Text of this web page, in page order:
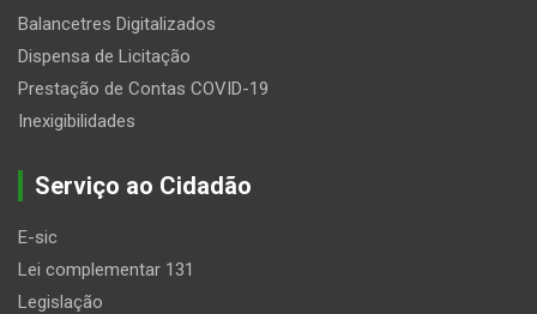
Balancetres Digitalizados
Dispensa de Licitação
Prestação de Contas COVID-19
Inexigibilidades
Serviço ao Cidadão
E-sic
Lei complementar 131
Legislação